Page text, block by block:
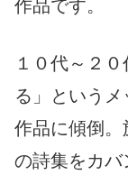
作品です。
１０代～２
る」という
作品に傾倒。
の詩集をカバ